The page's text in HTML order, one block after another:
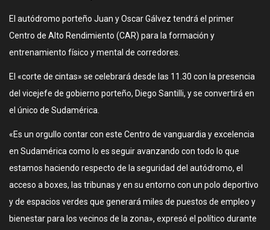
El autódromo porteño Juan y Oscar Gálvez tendrá el primer
Centro de Alto Rendimiento (CAR) para la formación y
entrenamiento físico y mental de corredores.
El «corte de cintas» se celebrará desde las 11.30 con la presencia
del vicejefe de gobierno porteño, Diego Santilli, y se convertirá en
el único de Sudamérica.
«Es un orgullo contar con este Centro de vanguardia y excelencia
en Sudamérica como lo es seguir avanzando con todo lo que
estamos haciendo respecto de la seguridad del autódromo, el
acceso a boxes, las tribunas y en su entorno con un polo deportivo
y de espacios verdes que generará miles de puestos de empleo y
bienestar para los vecinos de la zona», expresó el político durante